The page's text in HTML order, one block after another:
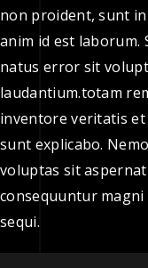
non proident, sunt
anim id est laborum.
natus error sit
laudantium.totam
inventore veritatis et
sunt explicabo.
voluptas sit
consequuntur
sequi.